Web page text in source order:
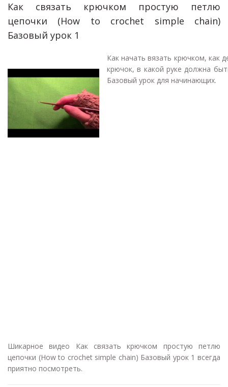
Как связать крючком простую петлю
цепочки (How to crochet simple chain)
Базовый урок 1
Как начать вязать крючком, как
крючок, в какой руке должна
Базовый урок для начинающих.
Шикарное видео Как связать крючком простую петлю
цепочки (How to crochet simple chain) Базовый урок 1 всегда
приятно посмотреть.